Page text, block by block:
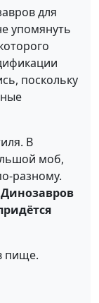
для
упомянуть
поскольку
В
моб,
разному.
пище.